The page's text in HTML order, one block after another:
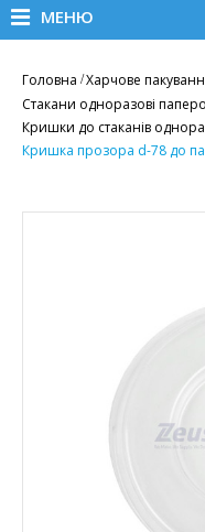
МЕНЮ
Головна Харчове
Стакани одноразові
Кришки до стаканів
Кришка прозора d-78 до